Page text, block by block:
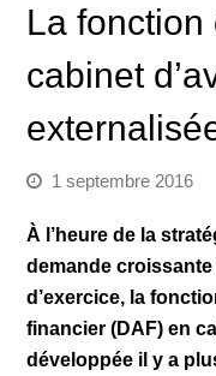
La fonction
cabinet
1 septembre 2016
À l’heure de la
demande
d’exercice, la
financier (DAF) en
développée il y a